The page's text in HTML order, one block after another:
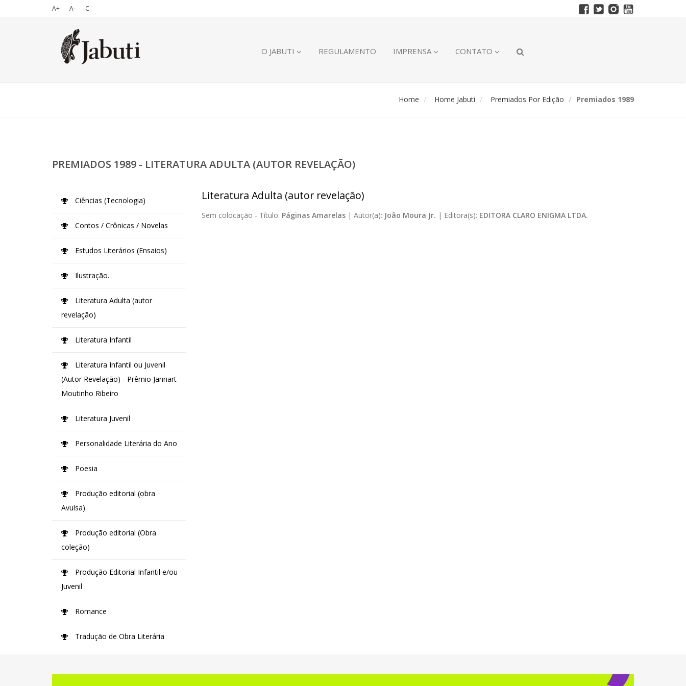
A+ A- C
O JABUTI REGULAMENTO IMPRENSA CONTATO
Home Home Jabuti Premiados Por Edição Premiados 1989
PREMIADOS 1989 - LITERATURA ADULTA (AUTOR REVELAÇÃO)
Literatura Adulta (autor revelação)
Sem colocação - Título: Páginas Amarelas| Autor(a): João Moura Jr. | Editora(s): EDITORA CLARO ENIGMA LTDA.
Ciências (Tecnologia)
Contos / Crônicas / Novelas
Estudos Literários (Ensaios)
Ilustração.
Literatura Adulta (autor
revelação)
Literatura Infantil
Literatura Infantil ou Juvenil
(Autor Revelação) - Prêmio Jannart
Moutinho Ribeiro
Literatura Juvenil
Personalidade Literária do Ano
Poesia
Produção editorial (obra
Avulsa)
Produção editorial (Obra
coleção)
Produção Editorial Infantil e/ou
Juvenil
Romance
Tradução de Obra Literária